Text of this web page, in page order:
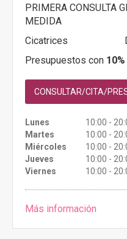
PRIMERA CONSULTA
MEDIDA
Cicatrices
Presupuestos con
CONSULTAR/CITA/
Lunes
10:00 -
Martes
10:00 -
Miércoles
10:00 -
Jueves
10:00 -
Viernes
10:00 -
Más información